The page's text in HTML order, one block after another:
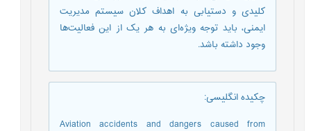
کلیدی و دستیابی به اهداف کلان سیستم مدیریت
ایمنی، باید توجه ویژه‌ای به هر یک از این فعالیت‌ها
وجود داشته باشد.
چکیده انگلیسی:
Aviation accidents and dangers caused from